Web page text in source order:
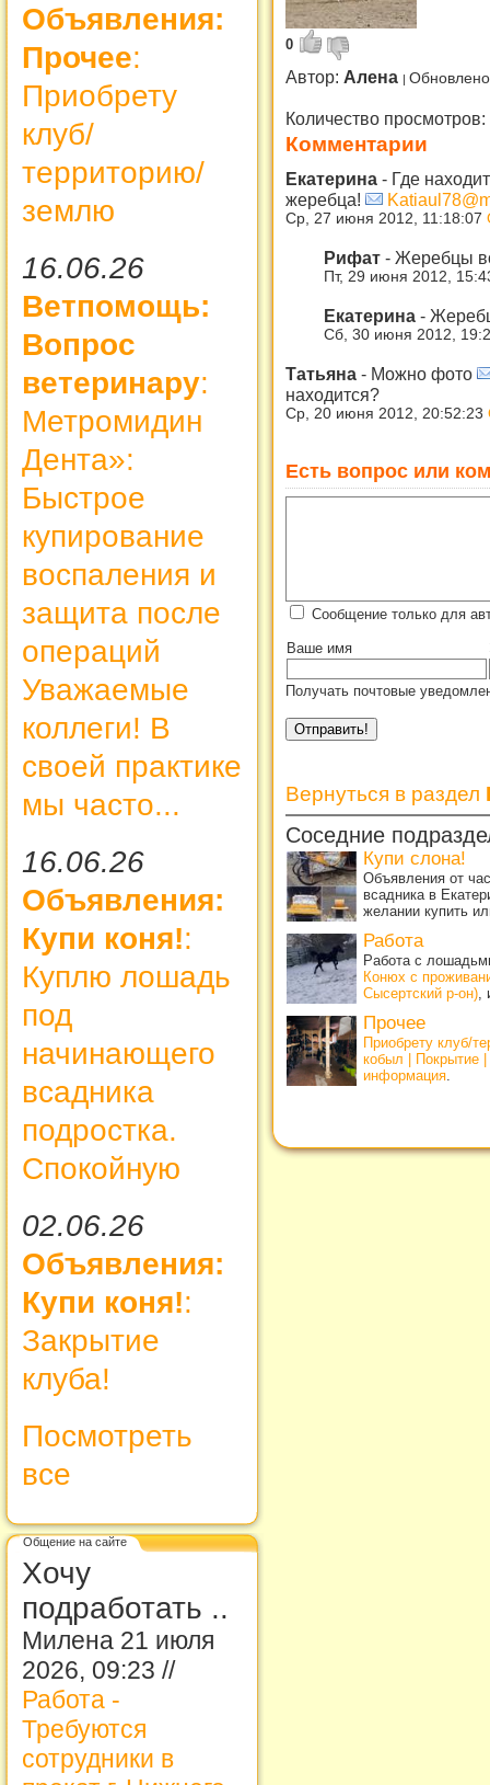
Объявления:
Прочее:
Приобрету
клуб/
территорию/
землю
16.06.26
Ветпомощь:
Вопрос
ветеринару:
Метромидин
Дента»:
Быстрое
купирование
воспаления и
защита после
операций
Уважаемые
коллеги! В
своей практике
мы часто...
16.06.26
Объявления:
Купи коня!:
Куплю лошадь
под
начинающего
всадника
подростка.
Спокойную
02.06.26
Объявления:
Купи коня!:
Закрытие
клуба!
Посмотреть
все
Общение на сайте
Хочу
подработать ..
Милена 21 июля
2026, 09:23 //
Работа -
Требуются
сотрудники в
0
Автор: Алена
Количество просмотров:
Комментарии
Екатерина - Где
жеребца!
Ср, 27 июня 2012, 11:18:07
Рифат - Жеребцы
Пт, 29 июня 2012,
Екатерина -
Сб, 30 июня 2012,
Татьяна - Можно фото
находится?
Ср, 20 июня 2012, 20:52:23
Есть вопрос или
Сообщение только для
Ваше имя
Получать почтовые
Вернуться в раздел
Соседние
Купи слона!
Объявления от
всадника в
желании купить
Работа
Работа с
Конюх с
Сысертский р-он),
Прочее
Приобрету клуб/
кобыл | Покрытие
информация.